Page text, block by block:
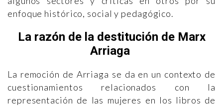
enfoque histórico, social y pedagógico.
La razón de la destitución de Marx
Arriaga
La remoción de Arriaga se da en un contexto de
cuestionamientos relacionados con la
representación de las mujeres en los libros de